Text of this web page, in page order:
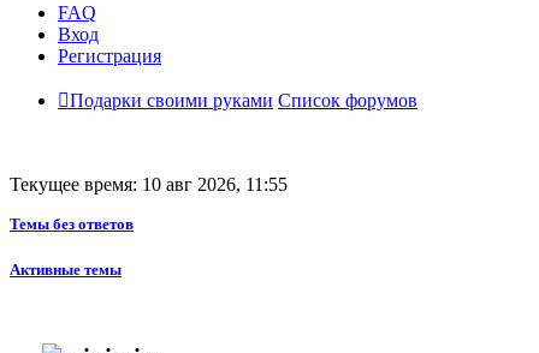
FAQ
Вход
Регистрация
Подарки своими руками Список форумов
Текущее время: 10 авг 2026, 11:55
Темы без ответов
Активные темы